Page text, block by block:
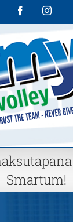
Facebook
Smartum!